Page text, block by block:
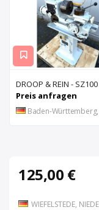
Preis anfragen
Baden-Württemberg,
125,00 €
WIEFELSTEDE,